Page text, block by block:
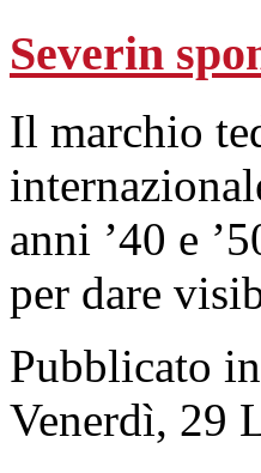
Severin
Il marchio
anni ’40 e
per dare
Pubblicato in
Venerdì, 29